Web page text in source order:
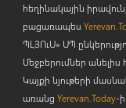
հեղինակային
բացառապես
ՊԼՅՈւՍ» ՍՊ
Մեջբերումներ անելիս
Կայքի նյութերի
առանց Yerevan.Today-